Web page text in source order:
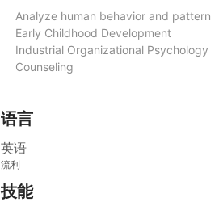
Analyze human behavior and pattern
Early Childhood Development
Industrial Organizational Psychology
语言
英语
流利
技能